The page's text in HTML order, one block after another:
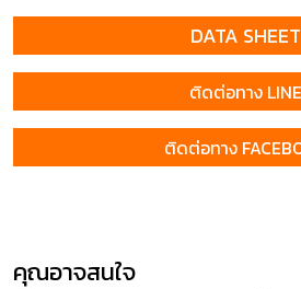
DATA SHEET
ติดต่อทาง LINE
ติดต่อทาง
คุณอาจสนใจ